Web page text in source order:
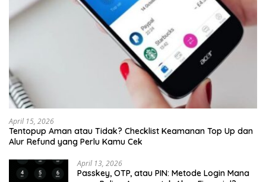
April 15, 2026
Tentopup Aman atau Tidak? Checklist Keamanan Top Up dan
Alur Refund yang Perlu Kamu Cek
April 13, 2026
Passkey, OTP, atau PIN: Metode Login Mana